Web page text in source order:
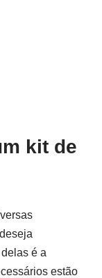
kit de
é a
estão